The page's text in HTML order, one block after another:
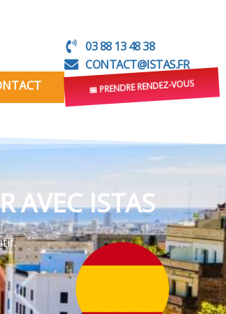
03 88 13 48 38
CONTACT@ISTAS.FR
📅 PRENDRE RENDEZ-VOUS
AVEC ISTAS